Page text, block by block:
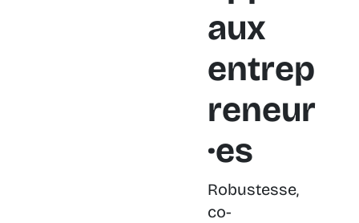
aux
entrep
reneur
·es
Robustesse,
co-